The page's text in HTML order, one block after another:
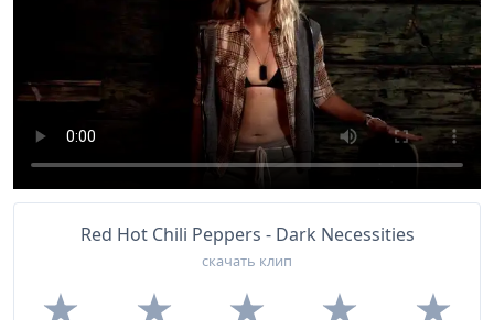
Red Hot Chili Peppers - Dark Necessities
скачать клип